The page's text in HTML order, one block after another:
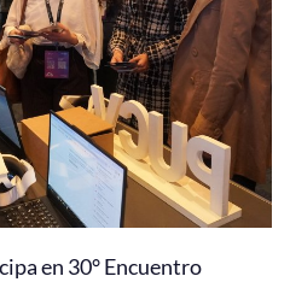
en 30° Encuentro